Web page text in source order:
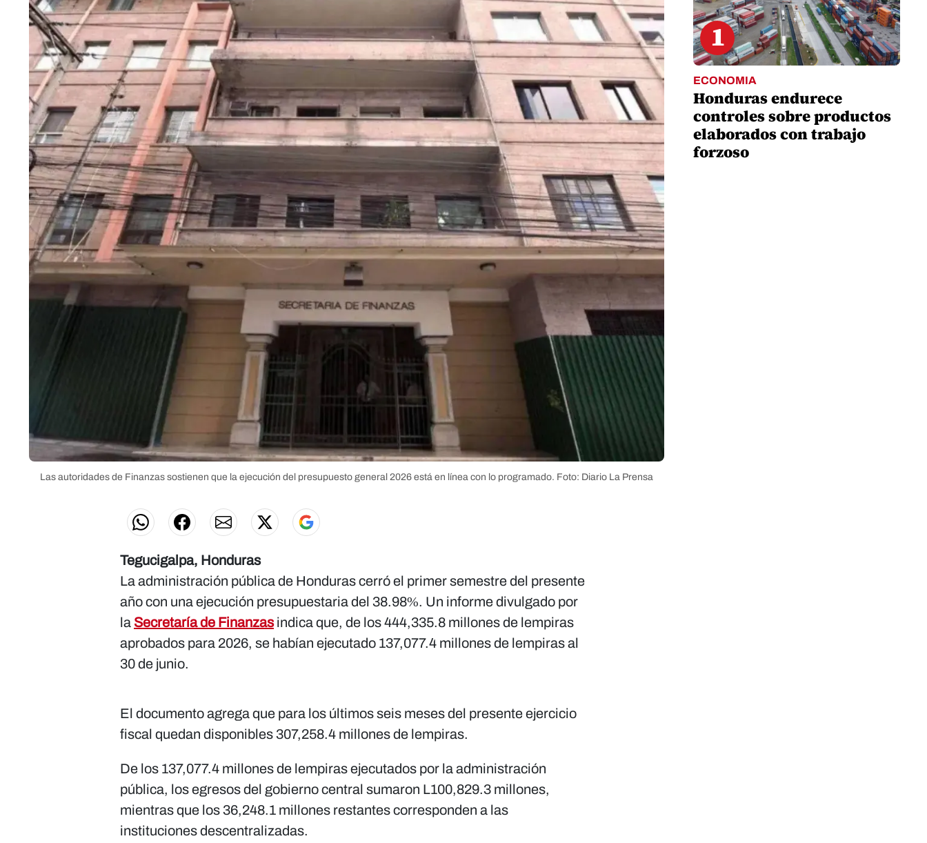
Las autoridades de Finanzas sostienen que la ejecución del presupuesto general 2026 está en línea con lo programado. Foto: Diario La Prensa
Tegucigalpa, Honduras
La administración pública de Honduras cerró el primer semestre del presente
año con una ejecución presupuestaria del 38.98%. Un informe divulgado por
la Secretaría de Finanzasindica que, de los 444,335.8 millones de lempiras
aprobados para 2026, se habían ejecutado 137,077.4 millones de lempiras al
30 de junio.
El documento agrega que para los últimos seis meses del presente ejercicio
fiscal quedan disponibles 307,258.4 millones de lempiras.
De los 137,077.4 millones de lempiras ejecutados por la administración
pública, los egresos del gobierno central sumaron L100,829.3 millones,
mientras que los 36,248.1 millones restantes corresponden a las
instituciones descentralizadas.
1
ECONOMIA
Honduras endurece
controles sobre productos
elaborados con trabajo
forzoso